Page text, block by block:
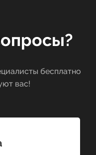
бесплатно
вас!